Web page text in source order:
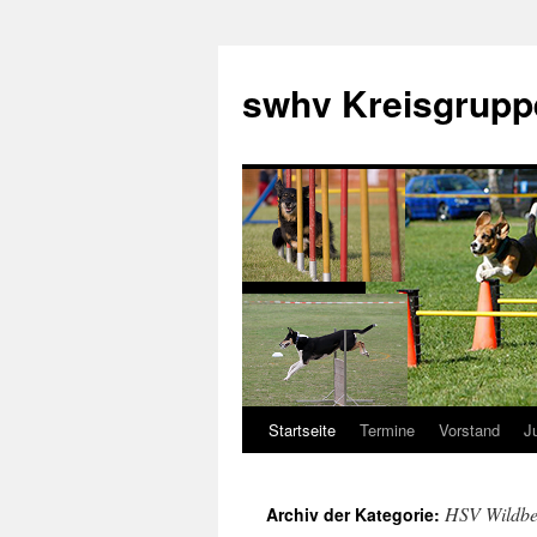
swhv
Startseite Termine Vorstand
Archiv der Kategorie: HSV